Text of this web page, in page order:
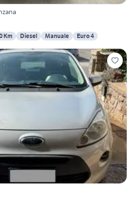
Km Diesel Manuale Euro 4